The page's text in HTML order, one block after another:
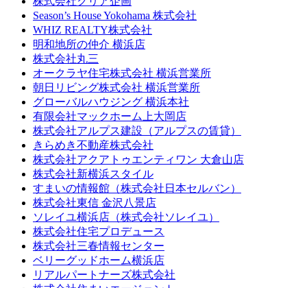
Season’s House Yokohama 株式会社
WHIZ REALTY株式会社
明和地所の仲介 横浜店
株式会社丸三
オークラヤ住宅株式会社 横浜営業所
朝日リビング株式会社 横浜営業所
グローバルハウジング 横浜本社
有限会社マックホーム上大岡店
株式会社アルプス建設（アルプスの賃貸）
きらめき不動産株式会社
株式会社アクアトゥエンティワン 大倉山店
株式会社新横浜スタイル
すまいの情報館（株式会社日本セルバン）
株式会社東信 金沢八景店
ソレイユ横浜店（株式会社ソレイユ）
株式会社住宅プロデュース
株式会社三春情報センター
ベリーグッドホーム横浜店
リアルパートナーズ株式会社